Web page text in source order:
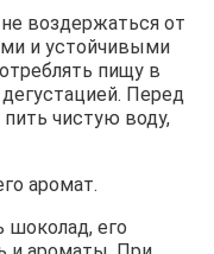
воздержаться от
и устойчивыми
пищу в
Перед
чистую воду,
аромат.
шоколад, его